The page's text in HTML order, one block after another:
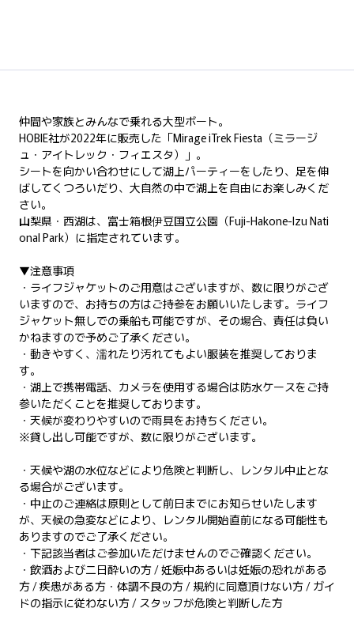
仲間や家族とみんなで乗れる大型ボート。
HOBIE社が2022年に販売した「Mirage iTrek Fiesta（ミラージ
ュ・アイトレック・フィエスタ）」。
シートを向かい合わせにして湖上パーティーをしたり、足を伸
ばしてくつろいだり、大自然の中で湖上を自由にお楽しみくだ
さい。
山梨県・西湖は、富士箱根伊豆国立公園（Fuji-Hakone-Izu Nati
onal Park）に指定されています。
▼注意事項
・ライフジャケットのご用意はございますが、数に限りがござ
いますので、お持ちの方はご持参をお願いいたします。ライフ
ジャケット無しでの乗船も可能ですが、その場合、責任は負い
かねますので予めご了承ください。
・動きやすく、濡れたり汚れてもよい服装を推奨しておりま
す。
・湖上で携帯電話、カメラを使用する場合は防水ケースをご持
参いただくことを推奨しております。
・天候が変わりやすいので雨具をお持ちください。
※貸し出し可能ですが、数に限りがございます。
・天候や湖の水位などにより危険と判断し、レンタル中止とな
る場合がございます。
・中止のご連絡は原則として前日までにお知らせいたします
が、天候の急変などにより、レンタル開始直前になる可能性も
ありますのでご了承ください。
・下記該当者はご参加いただけませんのでご確認ください。
・飲酒および二日酔いの方 / 妊娠中あるいは妊娠の恐れがある
方 / 疾患がある方・体調不良の方 / 規約に同意頂けない方 / ガイ
ドの指示に従わない方 / スタッフが危険と判断した方